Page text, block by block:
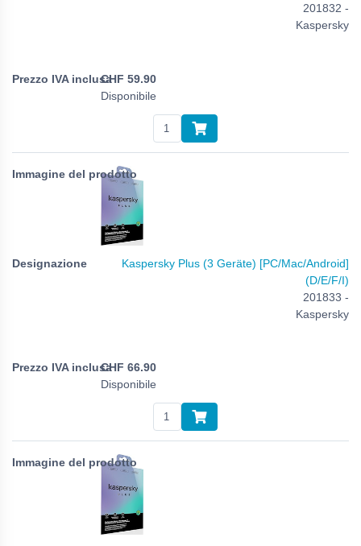
201832 -
Kaspersky
CHF 59.90
Disponibile
Kaspersky Plus (3 Geräte) [PC/Mac/Android]
(D/E/F/I)
201833 -
Kaspersky
CHF 66.90
Disponibile